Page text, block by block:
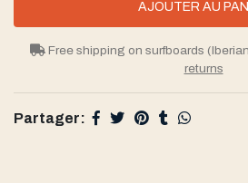
Free shipping on surfboards
returns
Partager: